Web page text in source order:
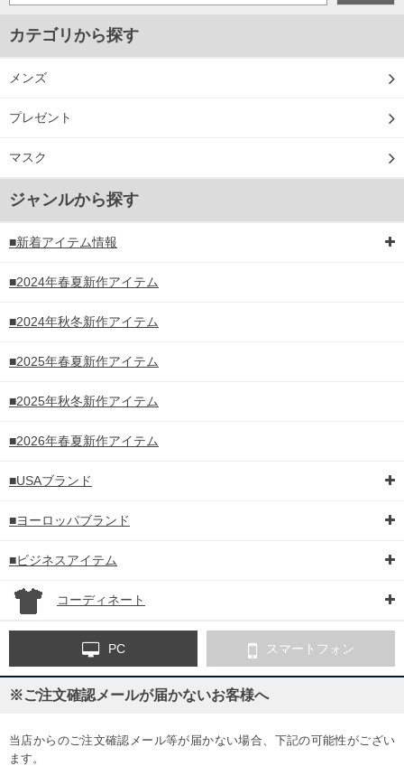
カテゴリから探す
メンズ
プレゼント
マスク
ジャンルから探す
■新着アイテム情報
■2024年春夏新作アイテム
■2024年秋冬新作アイテム
■2025年春夏新作アイテム
■2025年秋冬新作アイテム
■2026年春夏新作アイテム
■USAブランド
■ヨーロッパブランド
■ビジネスアイテム
コーディネート
PC スマートフォン
※ご注文確認メールが届かないお客様へ
当店からのご注文確認メール等が届かない場合、下記の可能性がござい
ます。